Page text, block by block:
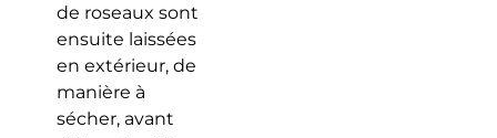
de roseaux sont
ensuite laissées
en extérieur, de
manière à
sécher, avant